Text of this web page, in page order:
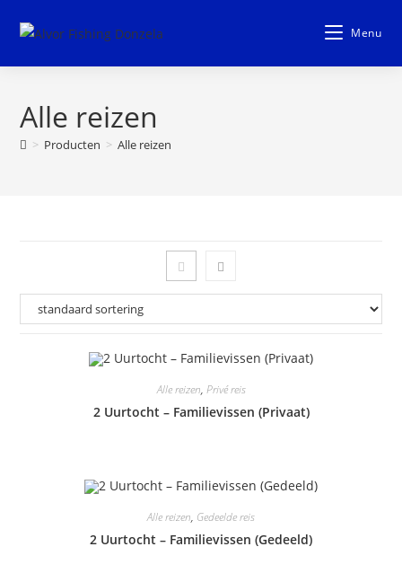
naar
Menu
Alle reizen
> Producten > Alle reizen
Alle reizen, Privé reis
2 Uurtocht – Familievissen (Privaat)
Alle reizen, Gedeelde reis
2 Uurtocht – Familievissen (Gedeeld)